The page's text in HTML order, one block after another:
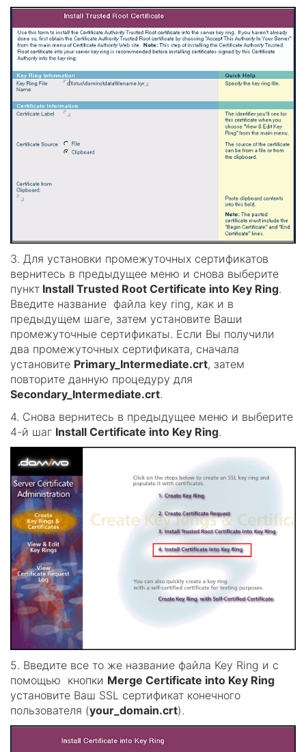
3. Для установки промежуточных сертификатов
вернитесь в предыдущее меню и снова выберите
пункт Install Trusted Root Certificate into Key Ring.
Введите название файла key ring, как и в
предыдущем шаге, затем установите Ваши
промежуточные сертификаты. Если Вы получили
два промежуточных сертификата, сначала
установите Primary_Intermediate.crt, затем
повторите данную процедуру для
Secondary_Intermediate.crt.
4. Снова вернитесь в предыдущее меню и выберите
4-й шаг Install Certificate into Key Ring.
5. Введите все то же название файла Key Ring и с
помощью кнопки Merge Certificate into Key Ring
установите Ваш SSL сертификат конечного
пользователя (your_domain.crt).